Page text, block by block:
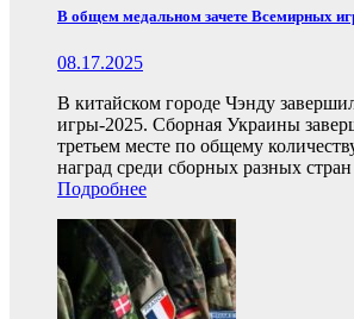
В общем медальном зачете Всемирных
08.17.2025
В китайском городе Чэнду
игры-2025. Сборная Украины
третьем месте по общему
наград среди сборных разных
Подробнее